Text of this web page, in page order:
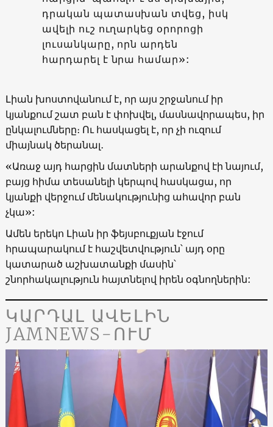
դրական պատասխան տվեց, իսկ
ավելի ուշ ուղարկեց օրորոցի
լուսանկարը, որն արդեն
հարդարել է նրա համար»:
Լիան խոստովանում է, որ այս շրջանում իր
կյանքում շատ բան է փոխվել, մասնավորապես, իր
ընկալումները։ Ու հասկացել է, որ չի ուզում
միայնակ ծերանալ․
«Առաջ այդ հարցին մատների արանքով էի նայում,
բայց հիմա տեսանելի կերպով հասկացա, որ
կյանքի վերջում մենակությունից ահավոր բան
չկա»:
Ամեն երեկո Լիան իր ֆեյսբուքյան էջում
հրապարակում է հաշվետվություն՝ այդ օրը
կատարած աշխատանքի մասին՝
շնորհակալություն հայտնելով իրեն օգնողներին:
ԿԱՐԴԱԼ ԱՎԵԼԻՆ
JAMNEWS-ՈՒՄ